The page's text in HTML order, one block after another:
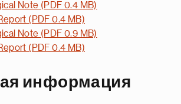
Note (PDF 0.4 MB)
(PDF 0.4 MB)
Note (PDF 0.9 MB)
(PDF 0.4 MB)
информация